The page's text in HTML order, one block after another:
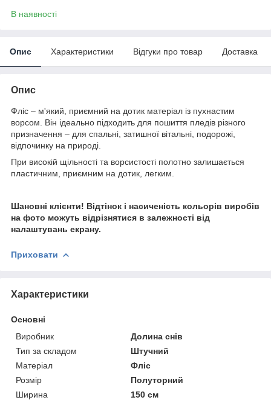
В наявності
Опис Характеристики Відгуки про товар Доставка
Опис
Фліс – м'який, приємний на дотик матеріал із пухнастим
ворсом. Він ідеально підходить для пошиття пледів різного
призначення – для спальні, затишної вітальні, подорожі,
відпочинку на природі.
При високій щільності та ворсистості полотно залишається
пластичним, приємним на дотик, легким.
Шановні клієнти! Відтінок і насиченість кольорів виробів
на фото можуть відрізнятися в залежності від
налаштувань екрану.
Приховати
Характеристики
Основні
Виробник
Долина снів
Тип за складом
Штучний
Матеріал
Фліс
Розмір
Полуторний
Ширина
150 см